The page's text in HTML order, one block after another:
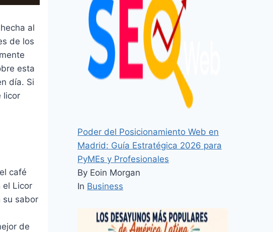
al
de los
esta
día. Si
licor
café
el Licor
su sabor
de
Poder del Posicionamiento Web en
Madrid: Guía Estratégica 2026 para
PyMEs y Profesionales
By Eoin Morgan
In Business